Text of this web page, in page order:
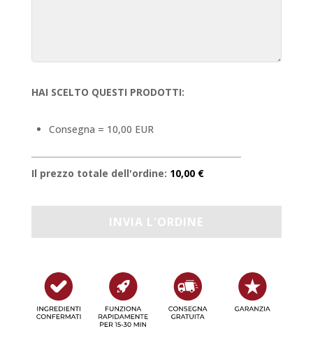
HAI SCELTO QUESTI PRODOTTI:
Consegna = 10,00 EUR
Il prezzo totale dell'ordine: 10,00 €